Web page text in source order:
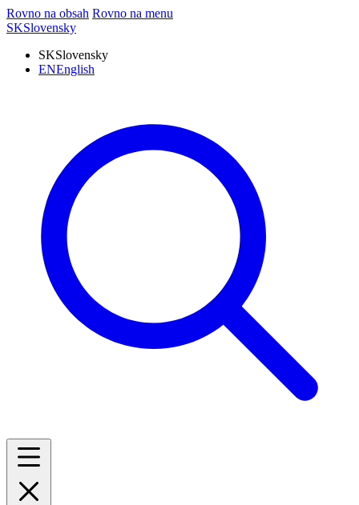
Rovno na obsah Rovno na menu
SKSlovensky
SKSlovensky
ENEnglish